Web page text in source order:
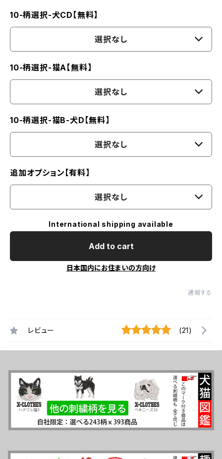
10-柄選択-犬CD【無料】
選択なし
10-柄選択-猫A【無料】
選択なし
10-柄選択-猫B-犬D【無料】
選択なし
追加オプション【有料】
選択なし
International shipping available
Add to cart
日本国内にお住まいの方向け
通報する
レビュー (21)